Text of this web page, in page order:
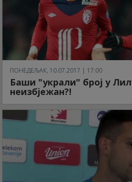
ПОНЕДЕЉАК, 10.07.2017 | 17:00
Баши "украли" број у
неизбјежан?!